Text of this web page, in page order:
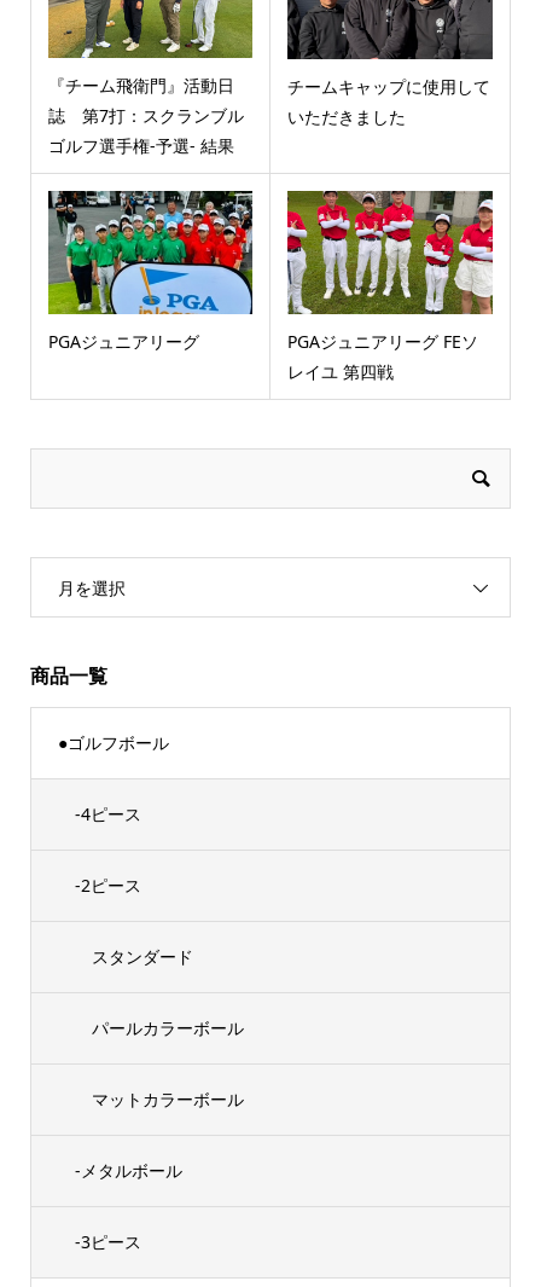
『チーム飛衛門』活動日
誌 第7打：スクランブル
ゴルフ選手権-予選- 結果
チームキャップに使用して
いただきました
PGAジュニアリーグ
PGAジュニアリーグ FEソ
レイユ 第四戦
月を選択
商品一覧
●ゴルフボール
-4ピース
-2ピース
スタンダード
パールカラーボール
マットカラーボール
-メタルボール
-3ピース